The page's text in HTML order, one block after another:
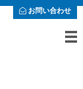
お問い合わせ